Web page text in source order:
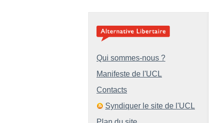
Qui sommes-nous ?
Manifeste de l'UCL
Contacts
Syndiquer le site de l'UCL